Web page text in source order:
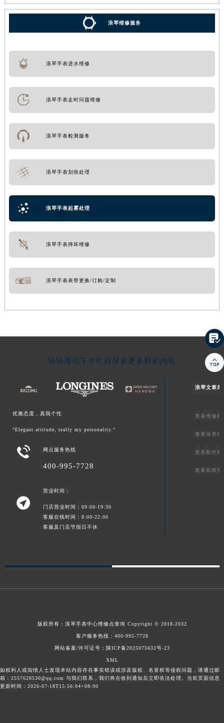
浪琴维修服务
浪琴手表进水维修
浪琴手表走时问题维修
浪琴手表检测服务
浪琴手表划痕处理
浪琴手表起雾处理
浪琴手表摔坏维修
浪琴手表表带更换/订购/定制
轻轻滑动下方栏目探索更多精彩内容
优雅态度，真我个性
"Elegant attitude, really my personality.”
 网点服务热线
400-995-7728

营业时间：
门店营业时间：09:00-19:30
客服在线时间：8:00-22:00
客服及门店节假日不休
浪琴文章库
查看维修相
查看保养相
查看配件相
查看新闻资
版权所有： 浪琴手表中心维修点查询 Copyright © 2018-2032
客户服务热线： 400-995-7728
网站备案/许可证号：陕ICP备2025075632号-23
XML
如权利人或知情人士发现本站内容存在事实错误或涉及版权、名誉权等侵权问题，请通过邮
箱：2557628530@qq.com 与我们联系，我们将在收到通知后立即依法处理。当前页面信息
更新时间：2026-07-18T15:56:04+08:00

